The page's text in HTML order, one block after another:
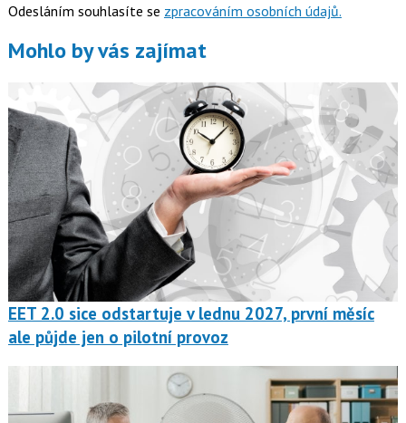
Odesláním souhlasíte se zpracováním osobních údajů.
Mohlo by vás zajímat
EET 2.0 sice odstartuje v lednu 2027, první měsíc
ale půjde jen o pilotní provoz